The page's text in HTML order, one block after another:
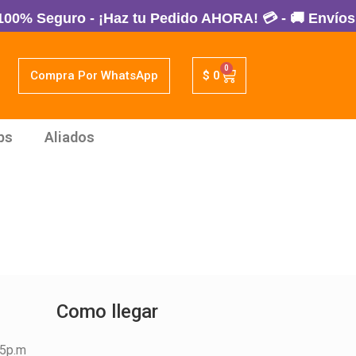
Seguro - ¡Haz tu Pedido AHORA! 💳 - 🚚 Envíos
Compra Por WhatsApp $ 0 0
Aliados
Como llegar